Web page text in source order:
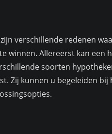
verschillende redenen
winnen. Allereerst kan een
soorten
Zij kunnen u begeleiden